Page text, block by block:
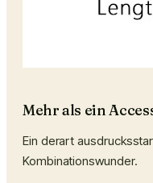
Mehr als ein
Ein derart
Kombinationswunder.